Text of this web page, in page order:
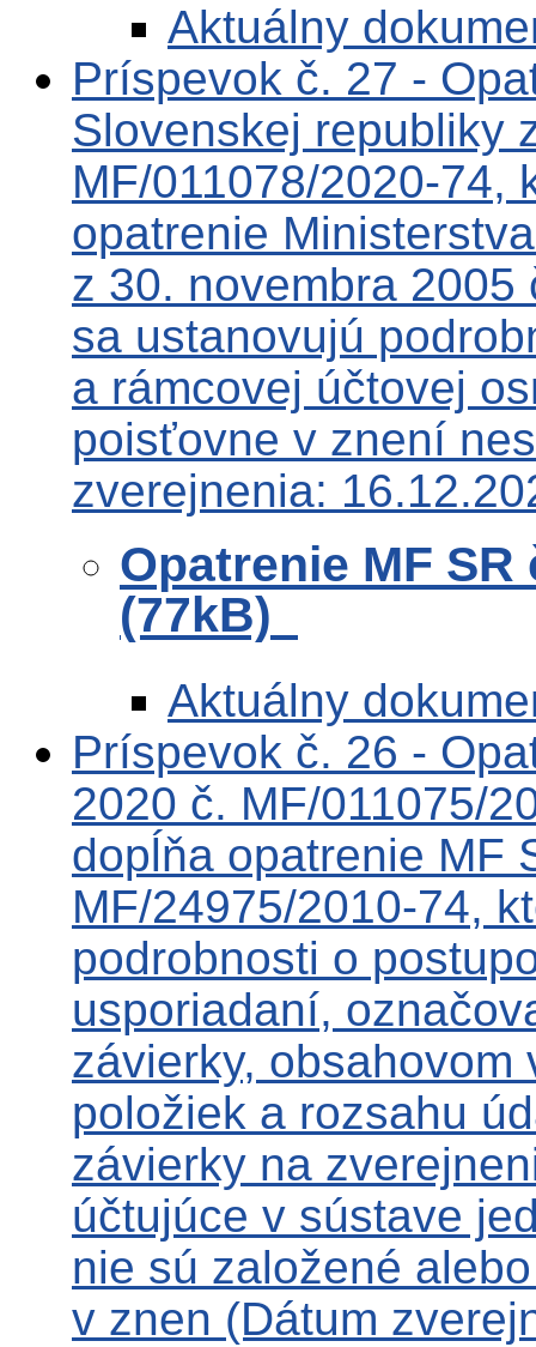
Aktuálny
Príspevok č. 27 -
Slovenskej republiky
MF/011078/2020-74,
opatrenie
z 30. novembra
sa ustanovujú
a rámcovej účtovej
poisťovne v znení
zverejnenia:
Opatrenie MF SR
(77kB)
Aktuálny
Príspevok č. 26 -
2020 č. MF/011075/
dopĺňa opatrenie MF
MF/24975/2010-74,
podrobnosti o
usporiadaní,
závierky,
položiek a rozsahu
závierky na
účtujúce v sústave
nie sú založené
v znen (Dátum